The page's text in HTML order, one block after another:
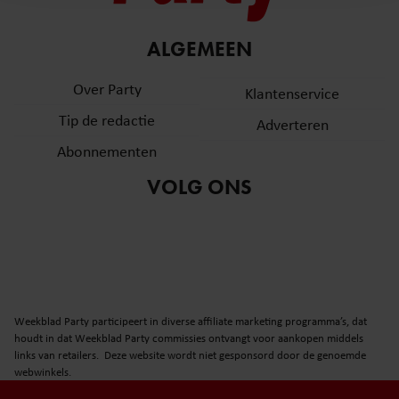
informatie over uw gebruik van onze site met onze
partners voor social media, adverteren en analyse. Deze
informatie die u aan ze heeft verstrekt of die ze hebben
gaat akkoord met onze cookies als u onze website blijft
gebruiken.
ALGEMEEN
Over Party
Tip de redactie
Abonnementen
Klantenservice
Adverteren
VOLG ONS
Weekblad Party participeert in diverse affiliate marketing programma’s, dat
houdt in dat Weekblad Party commissies ontvangt voor aankopen middels
links van retailers. Deze website wordt niet gesponsord door de genoemde
webwinkels.